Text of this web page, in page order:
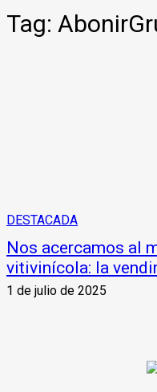
Tag:
DESTACADA
Nos acercamos al
vitivinícola: la
1 de julio de 2025